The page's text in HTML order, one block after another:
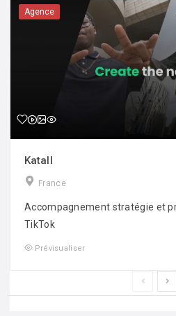
Agence
Katall
France
Accompagnement stratégie et
TikTok
Prévisualiser